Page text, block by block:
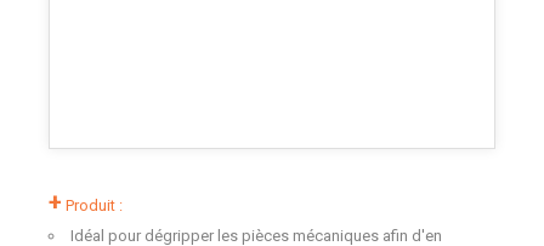
+ Produit :
Idéal pour dégripper les pièces mécaniques afin d'en